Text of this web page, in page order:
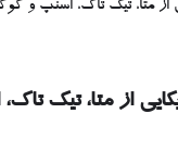
از متا، تیک